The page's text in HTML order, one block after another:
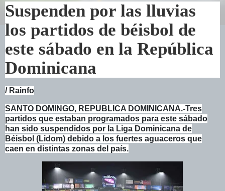
Suspenden por las lluvias
los partidos de béisbol de
este sábado en la República
Dominicana
/ Rainfo
SANTO DOMINGO, REPUBLICA DOMINICANA.-Tres
partidos que estaban programados para este sábado
han sido suspendidos por la Liga Dominicana de
Béisbol (Lidom) debido a los fuertes aguaceros que
caen en distintas zonas del país.